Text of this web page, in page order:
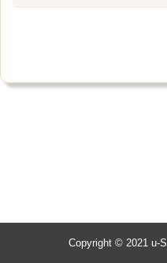
Copyright © 2021 u-